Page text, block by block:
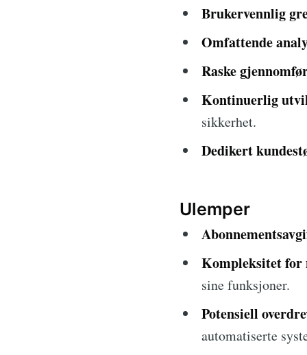
Brukervennlig
Omfattende
Raske
Kontinuerlig
sikkerhet.
Dedikert
Ulemper
Kompleksitet for
sine funksjoner.
Potensiell
automatiserte